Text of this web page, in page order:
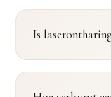
Is